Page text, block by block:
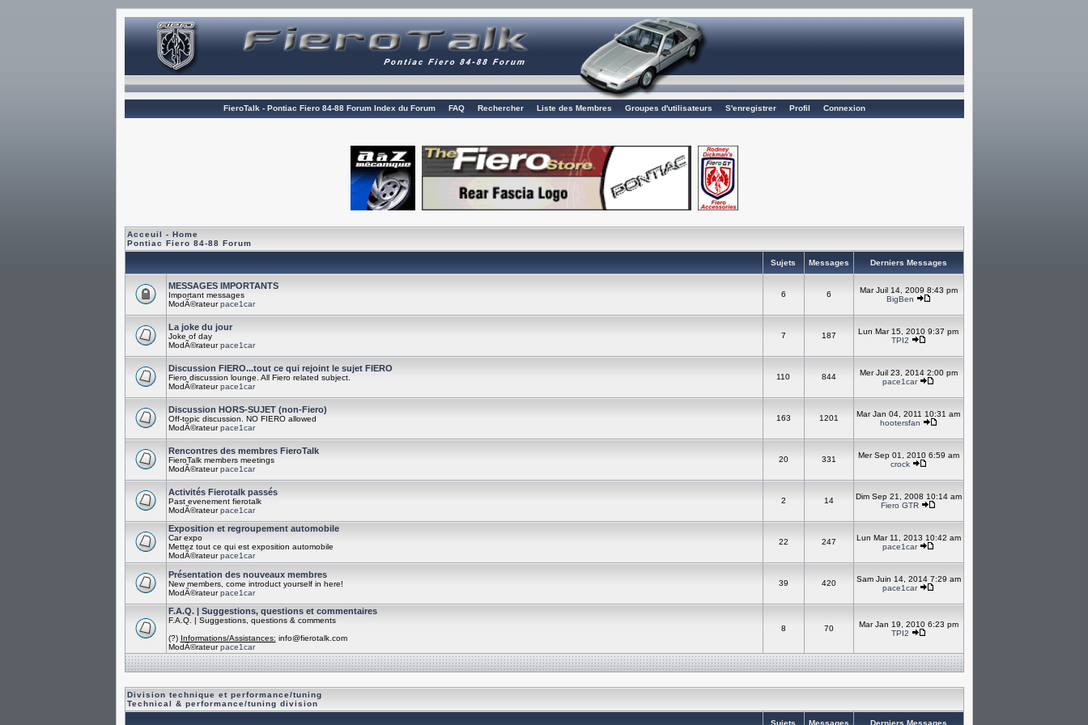
FieroTalk - Pontiac Fiero 84-88 Forum Index du Forum FAQ Rechercher Liste des Membres Groupes d'utilisateurs S'enregistrer Profil Connexion
Acceuil - Home
Pontiac Fiero 84-88 Forum
Sujets Messages Derniers Messages
MESSAGES IMPORTANTS
Important messages
ModÃ©rateurpace1car
6 6
Mar Juil 14, 2009 8:43 pm
BigBen
La joke du jour
Joke of day
ModÃ©rateurpace1car
7 187
Lun Mar 15, 2010 9:37 pm
TPI2
Discussion FIERO...tout ce qui rejoint le sujet FIERO
Fiero discussion lounge. All Fiero related subject.
ModÃ©rateurpace1car
110 844
Mer Juil 23, 2014 2:00 pm
pace1car
Discussion HORS-SUJET (non-Fiero)
Off-topic discussion. NO FIERO allowed
ModÃ©rateurpace1car
163 1201
Mar Jan 04, 2011 10:31 am
hootersfan
Rencontres des membres FieroTalk
FieroTalk members meetings
ModÃ©rateurpace1car
20 331
Mer Sep 01, 2010 6:59 am
crock
Activités Fierotalk passés
Past evenement fierotalk
ModÃ©rateurpace1car
2 14
Dim Sep 21, 2008 10:14 am
Fiero GTR
Exposition et regroupement automobile
Car expo
Mettez tout ce qui est exposition automobile
ModÃ©rateurpace1car
22 247
Lun Mar 11, 2013 10:42 am
pace1car
Présentation des nouveaux membres
New members, come introduct yourself in here!
ModÃ©rateurpace1car
39 420
Sam Juin 14, 2014 7:29 am
pace1car
F.A.Q. | Suggestions, questions et commentaires
F.A.Q. | Suggestions, questions & comments
(?) Informations/Assistances: info@fierotalk.com
ModÃ©rateurpace1car
8 70
Mar Jan 19, 2010 6:23 pm
TPI2
Division technique et performance/tuning
Technical & performance/tuning division
Sujets Messages Derniers Messages